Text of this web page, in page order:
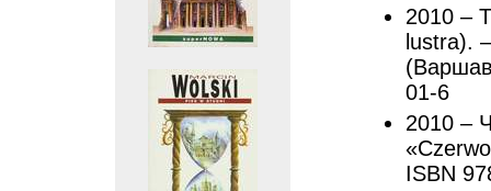
2010 –
lustra).
01-6
2010 –
ISBN